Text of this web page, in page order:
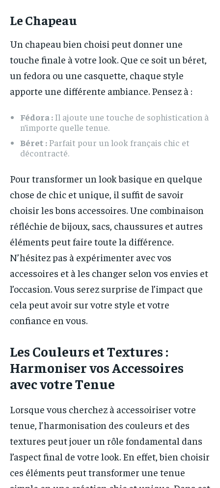
Le Chapeau
Un chapeau bien choisi peut donner une
touche finale à votre look. Que ce soit un béret,
un fedora ou une casquette, chaque style
apporte une différente ambiance. Pensez à :
Fédora :Il ajoute une touche de sophistication à
n’importe quelle tenue.
Béret :Parfait pour un look français chic et
décontracté.
Pour transformer un look basique en quelque
chose de chic et unique, il suffit de savoir
choisir les bons accessoires. Une combinaison
réfléchie de bijoux, sacs, chaussures et autres
éléments peut faire toute la différence.
N’hésitez pas à expérimenter avec vos
accessoires et à les changer selon vos envies et
l’occasion. Vous serez surprise de l’impact que
cela peut avoir sur votre style et votre
confiance en vous.
Les Couleurs et Textures :
Harmoniser vos Accessoires
avec votre Tenue
Lorsque vous cherchez à accessoiriser votre
tenue, l’harmonisation des couleurs et des
textures peut jouer un rôle fondamental dans
l’aspect final de votre look. En effet, bien choisir
ces éléments peut transformer une tenue